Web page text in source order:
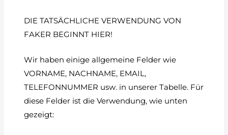
DIE TATSÄCHLICHE VERWENDUNG VON
FAKER BEGINNT HIER!
Wir haben einige allgemeine Felder wie
VORNAME, NACHNAME, EMAIL,
TELEFONNUMMER usw. in unserer Tabelle. Für
diese Felder ist die Verwendung, wie unten
gezeigt: